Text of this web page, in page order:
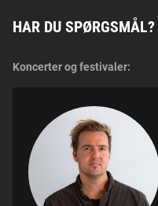
HAR DU SPØRGSMÅL?
Koncerter og festivaler: